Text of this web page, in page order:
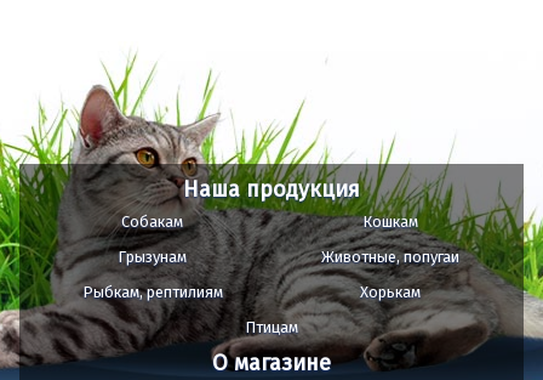
Наша продукция
Собакам
Кошкам
Грызунам
Животные, попугаи
Рыбкам, рептилиям
Хорькам
Птицам
О магазине